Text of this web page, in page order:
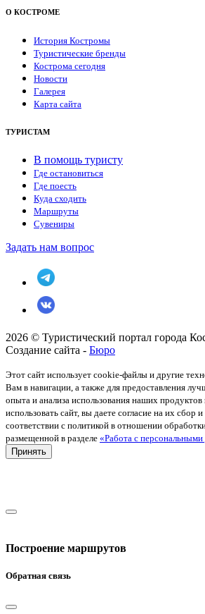
О КОСТРОМЕ
История Костромы
Туристические бренды
Кострома сегодня
Новости
Галерея
Карта сайта
ТУРИСТАМ
В помощь туристу
Где остановиться
Где поесть
Куда сходить
Маршруты
Сувениры
Задать нам вопрос
2026 © Туристический портал города
Создание сайта - Бюро
Этот сайт использует cookie-файлы и другие
Вам в навигации, а также для предоставления
опыта и анализа использования наших
использовать сайт, вы даете согласие на их сбор
соответствии с политикой в отношении
размещенной в разделе «Работа с
Принять
Построение маршрутов
Обратная связь